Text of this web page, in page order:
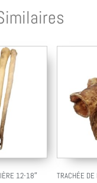
12-18″ TRACHÉE